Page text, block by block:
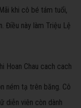
khi cô bé tám tuổi,
Điều này làm Triệu Lệ
ném tạ trên băng. Cô
diễn viên còn dành